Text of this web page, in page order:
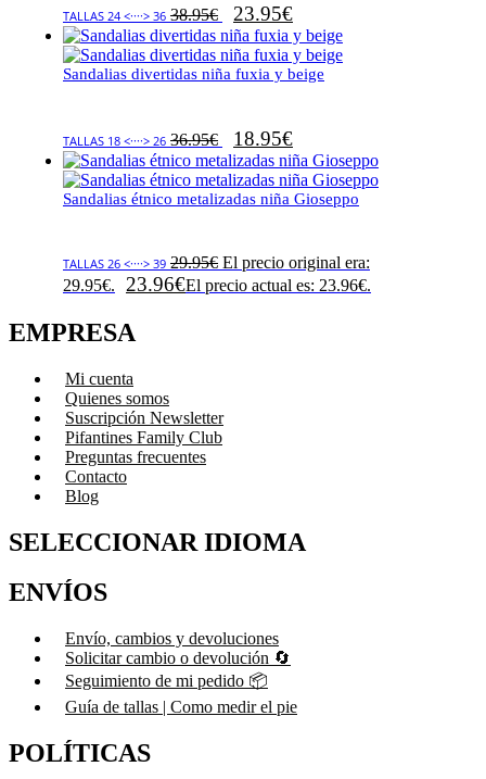
TALLAS 24 <····> 36 38.95€ 23.95€
Sandalias divertidas niña fuxia y beige
TALLAS 18 <····> 26 36.95€ 18.95€
Sandalias étnico metalizadas niña Gioseppo
TALLAS 26 <····> 39 29.95€ El precio original era:
29.95€.
23.96€El precio actual es: 23.96€.
EMPRESA
Mi cuenta
Quienes somos
Suscripción Newsletter
Pifantines Family Club
Preguntas frecuentes
Contacto
Blog
SELECCIONAR IDIOMA
ENVÍOS
Envío, cambios y devoluciones
Solicitar cambio o devolución 🔄
Seguimiento de mi pedido 📦
Guía de tallas | Como medir el pie
POLÍTICAS